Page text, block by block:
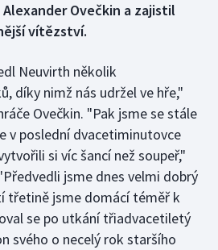
Ovečkin a zajistil
vítězství.
Neuvirth několik
díky nimž nás udržel ve hře,"
Ovečkin. "Pak jsme se stále
v poslední dvacetiminutovce
si víc šancí než soupeř,"
jsme dnes velmi dobrý
třetině jsme domácí téměř k
se po utkání třiadvacetiletý
svého o necelý rok staršího